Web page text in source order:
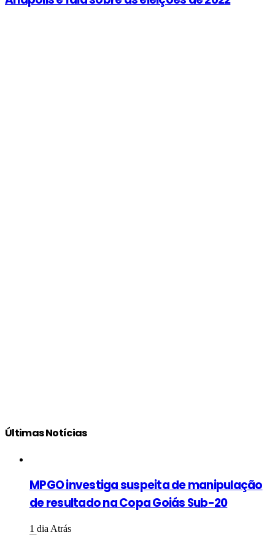
Últimas Notícias
MPGO investiga suspeita de manipulação
de resultado na Copa Goiás Sub-20
1 dia Atrás